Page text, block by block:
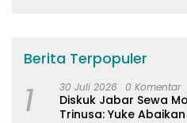
Berita Terpopuler
1 30 Juli 2026 0 Komentar
Diskuk Jabar Sewa
Trinusa: Yuke